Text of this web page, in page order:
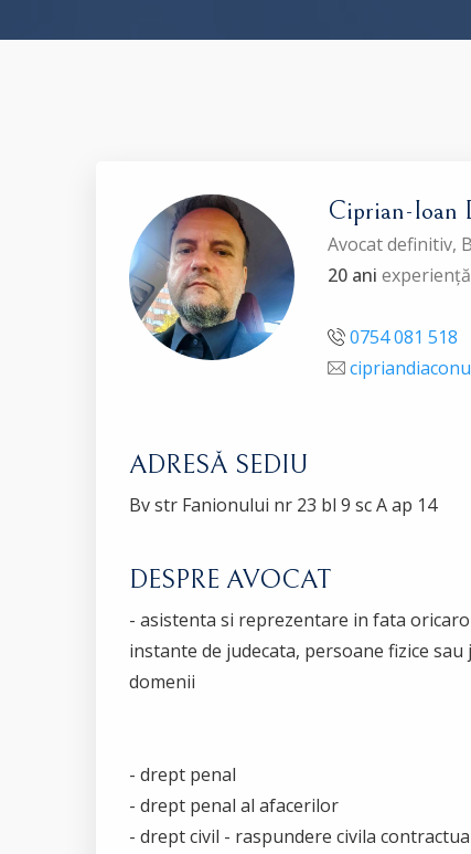
Ciprian-
Avocat definitiv,
20 ani experiență
0754 081 518
ADRESĂ SEDIU
Bv str Fanionului nr 23 bl 9 sc A ap 14
DESPRE AVOCAT
- asistenta si reprezentare in fata
instante de judecata, persoane fizice
domenii
- drept penal
- drept penal al afacerilor
- drept civil - raspundere civila